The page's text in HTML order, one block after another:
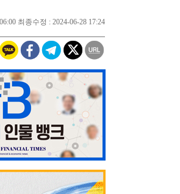
최종수정 : 2024-06-28 17:24